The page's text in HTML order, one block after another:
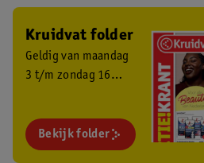
Kruidvat folder
Geldig van maandag
3 t/m zondag 16
Bekijk folder